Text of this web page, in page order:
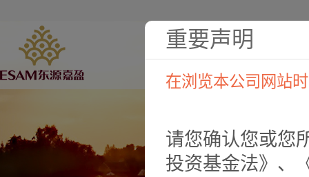
重要声明
在浏览本公司网站
请您确认您或您
投资基金法》、